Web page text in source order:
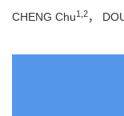
CHENG Chu1,2，